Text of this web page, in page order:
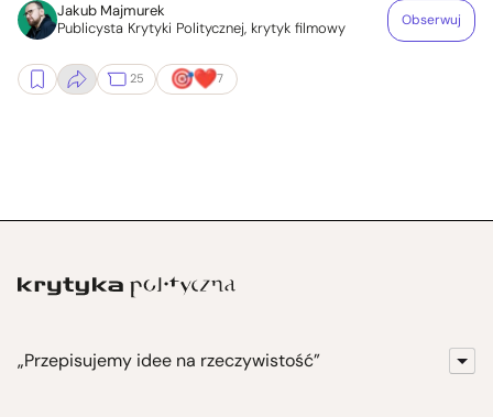
Jakub Majmurek
Publicysta Krytyki Politycznej, krytyk filmowy
Obserwuj
25 7
„Przepisujemy idee na rzeczywistość”